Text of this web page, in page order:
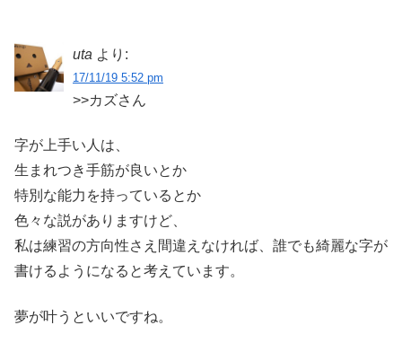
uta より:
17/11/19 5:52 pm
>>カズさん
字が上手い人は、
生まれつき手筋が良いとか
特別な能力を持っているとか
色々な説がありますけど、
私は練習の方向性さえ間違えなければ、誰でも綺麗な字が
書けるようになると考えています。
夢が叶うといいですね。